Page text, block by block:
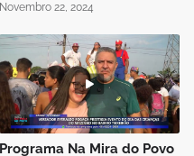
Novembro 22, 2024
Programa Na Mira do Povo